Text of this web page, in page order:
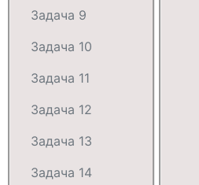
Задача 9
Задача 10
Задача 11
Задача 12
Задача 13
Задача 14